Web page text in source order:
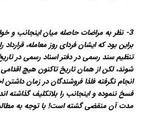
3- نظر به مراضات حاصله میان اینجانب و
براین بود که ایشان فردای روز معامله،
تنظیم سند رسمی در دفتر اسناد رسمی در
شوند، لکن از همان تاریخ تاکنون هیچ
انجام نگرفته فلذا فروشندگان در زمان داشتن
فسخ ننموده و اینجانب را بلاتکلیف گذاشته
مدت آن منقضی گشته است! با توجه به